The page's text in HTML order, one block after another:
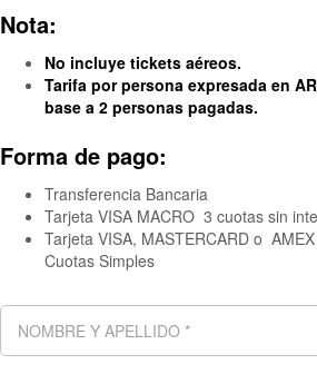
Nota:
No incluye tickets aéreos.
Tarifa por persona expresada en
base a 2 personas pagadas.
Forma de pago:
Transferencia Bancaria
Tarjeta VISA MACRO 3 cuotas sin
Tarjeta VISA, MASTERCARD o
Cuotas Simples